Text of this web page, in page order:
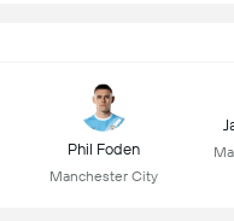
Phil Foden
Manchester City